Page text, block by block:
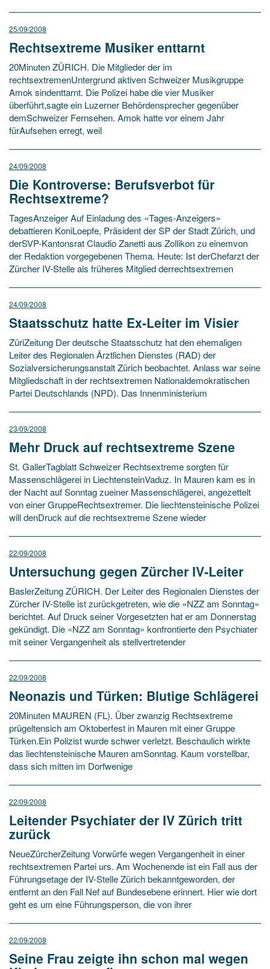
25/09/2008
Rechtsextreme Musiker enttarnt
20Minuten ZÜRICH. Die Mitglieder der im
rechtsextremenUntergrund aktiven Schweizer Musikgruppe
Amok sindenttarnt. Die Polizei habe die vier Musiker
überführt,sagte ein Luzerner Behördensprecher gegenüber
demSchweizer Fernsehen. Amok hatte vor einem Jahr
fürAufsehen erregt, weil
24/09/2008
Die Kontroverse: Berufsverbot für
Rechtsextreme?
TagesAnzeiger Auf Einladung des «Tages-Anzeigers»
debattieren KoniLoepfe, Präsident der SP der Stadt Zürich, und
derSVP-Kantonsrat Claudio Zanetti aus Zollikon zu einemvon
der Redaktion vorgegebenen Thema. Heute: Ist derChefarzt der
Zürcher IV-Stelle als früheres Mitglied derrechtsextremen
24/09/2008
Staatsschutz hatte Ex-Leiter im Visier
ZüriZeitung Der deutsche Staatsschutz hat den ehemaligen
Leiter des Regionalen Ärztlichen Dienstes (RAD) der
Sozialversicherungsanstalt Zürich beobachtet. Anlass war seine
Mitgliedschaft in der rechtsextremen Nationaldemokratischen
Partei Deutschlands (NPD). Das Innenministerium
23/09/2008
Mehr Druck auf rechtsextreme Szene
St. GallerTagblatt Schweizer Rechtsextreme sorgten für
Massenschlägerei in LiechtensteinVaduz. In Mauren kam es in
der Nacht auf Sonntag zueiner Massenschlägerei, angezettelt
von einer GruppeRechtsextremer. Die liechtensteinische Polizei
will denDruck auf die rechtsextreme Szene wieder
22/09/2008
Untersuchung gegen Zürcher IV-Leiter
BaslerZeitung ZÜRICH. Der Leiter des Regionalen Dienstes der
Zürcher IV-Stelle ist zurückgetreten, wie die «NZZ am Sonntag»
berichtet. Auf Druck seiner Vorgesetzten hat er am Donnerstag
gekündigt. Die «NZZ am Sonntag» konfrontierte den Psychiater
mit seiner Vergangenheit als stellvertretender
22/09/2008
Neonazis und Türken: Blutige Schlägerei
20Minuten MAUREN (FL). Über zwanzig Rechtsextreme
prügeltensich am Oktoberfest in Mauren mit einer Gruppe
Türken.Ein Polizist wurde schwer verletzt. Beschaulich wirkte
das liechtensteinische Mauren amSonntag. Kaum vorstellbar,
dass sich mitten im Dorfwenige
22/09/2008
Leitender Psychiater der IV Zürich tritt
zurück
NeueZürcherZeitung Vorwürfe wegen Vergangenheit in einer
rechtsextremen Partei urs. Am Wochenende ist ein Fall aus der
Führungsetage der IV-Stelle Zürich bekanntgeworden, der
entfernt an den Fall Nef auf Bundesebene erinnert. Hier wie dort
geht es um eine Führungsperson, die von ihrer
22/09/2008
Seine Frau zeigte ihn schon mal wegen